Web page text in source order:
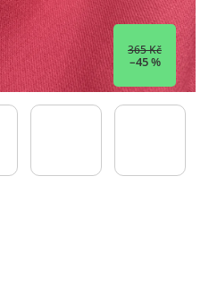
365 Kč
–45 %